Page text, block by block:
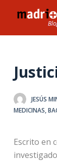
l
r
n
JESÚS
MEDICINAS,
Escrito en